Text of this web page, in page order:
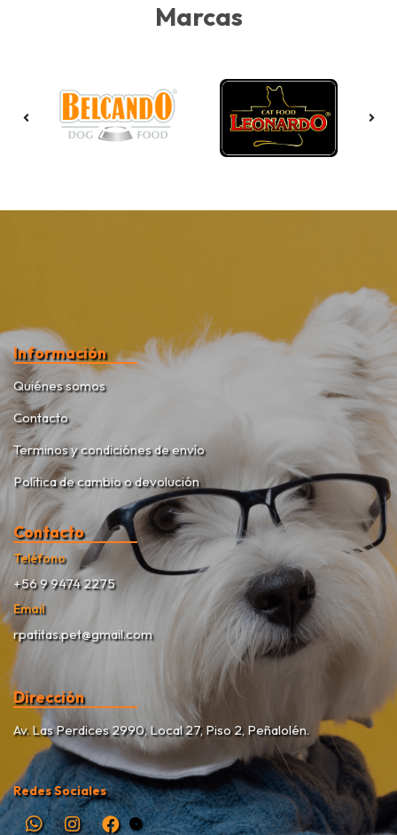
Marcas
Información
Quiénes somos
Contacto
Terminos y condiciónes de envío
Política de cambio o devolución
Contacto
Teléfono
+56 9 9474 2275
Email
rpatitas.pet@gmail.com
Dirección
Av. Las Perdices 2990, Local 27, Piso 2, Peñalolén.
Redes Sociales